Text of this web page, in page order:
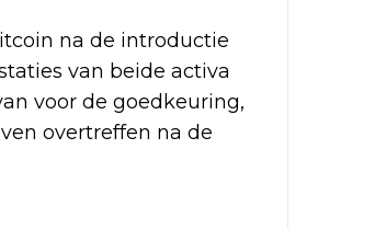
na de introductie
van beide activa
voor de goedkeuring,
overtreffen na de